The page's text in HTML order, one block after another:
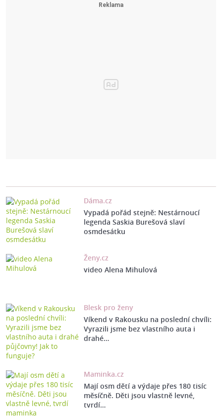
Dáma.cz
Vypadá pořád stejně: Nestárnoucí
legenda Saskia Burešová slaví
osmdesátku
Ženy.cz
video Alena Mihulová
Blesk pro ženy
Víkend v Rakousku na poslední chvíli:
Vyrazili jsme bez vlastního auta i
drahé…
Maminka.cz
Mají osm dětí a výdaje přes 180 tisíc
měsíčně. Děti jsou vlastně levné,
tvrdí…